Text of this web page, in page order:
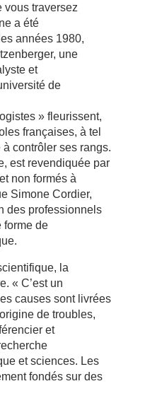
vous traversez
a été
années 1980,
une
et
de
» fleurissent,
françaises, à tel
contrôler ses rangs.
est revendiquée par
non formés à
Simone Cordier,
des professionnels
forme de
la
« C’est un
causes sont livrées
de troubles,
et
et sciences. Les
fondés sur des